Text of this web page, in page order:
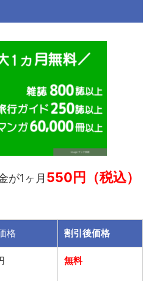
が1ヶ月 550円（税込）
格 割引後価格
無料